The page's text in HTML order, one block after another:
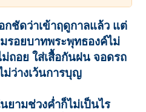
กชัดว่าเข้าฤดูกาลแล้ว แต่
อยบาทพระพุทธองค์ไม่
ถอย ใส่เสื้อกันฝน จอดรถ
ว่างเว้นการบุญ
ยามช่วงค่ำก็ไม่เป็นไร